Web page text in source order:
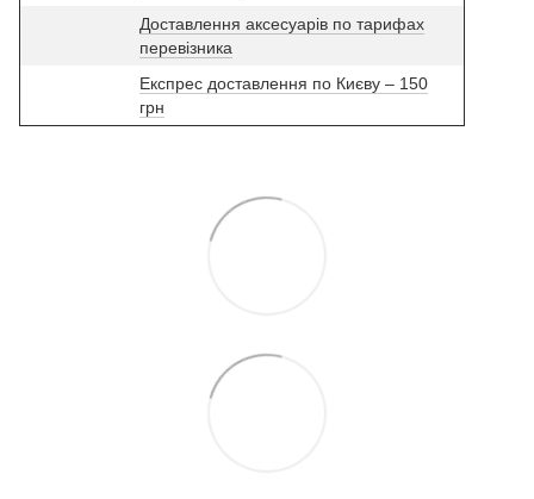
Доставлення аксесуарів по тарифах
перевізника
Експрес доставлення по Києву – 150
грн